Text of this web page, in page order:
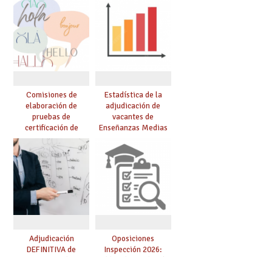
Comisiones de
elaboración de
pruebas de
certificación de
competencia
lingüística: publicada
resolución definitiva
Estadística de la
adjudicación de
vacantes de
Enseñanzas Medias
Adjudicación
DEFINITIVA de
Oposiciones
Inspección 2026: